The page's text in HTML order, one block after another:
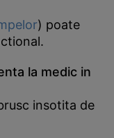
) poate
la medic in
insotita de